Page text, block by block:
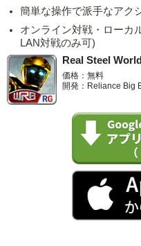
簡単な操作で派手なアク
オンライン対戦・ローカ
LAN対戦のみ可)
Real Steel
価格：無料
開発：Reliance Big